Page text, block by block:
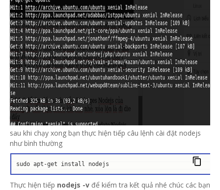
sau khi chạy xong bạn thực hiện tiếp câu lệnh cài đặt nodejs
như bình thường
sudo apt-get install nodejs
Thực hiện tiếp nodejs -v để kiểm tra kết quả nhé chúc các bạn